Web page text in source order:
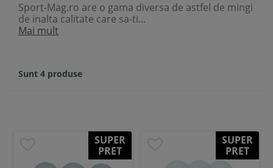
Sport-Mag.ro are o gama diversa de astfel de mingi
de inalta calitate care sa-ti...
Mai mult
Sunt 4 produse
SUPER
PRET
SUPER
PRET